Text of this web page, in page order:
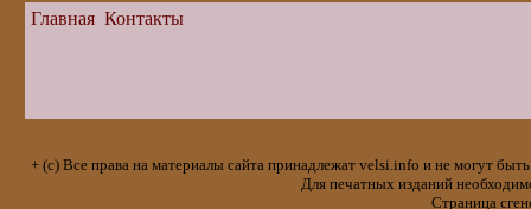
Главная Контакты
+ (с) Все права на материалы сайта принадлежат velsi.info и не могут
Для печатных изданий
Страница